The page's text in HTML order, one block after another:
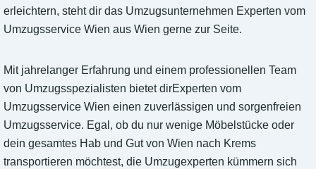
erleichtern, steht dir das Umzugsunternehmen Experten vom
Umzugsservice Wien aus Wien gerne zur Seite.
Mit jahrelanger Erfahrung und einem professionellen Team
von Umzugsspezialisten bietet dirExperten vom
Umzugsservice Wien einen zuverlässigen und sorgenfreien
Umzugsservice. Egal, ob du nur wenige Möbelstücke oder
dein gesamtes Hab und Gut von Wien nach Krems
transportieren möchtest, die Umzugexperten kümmern sich